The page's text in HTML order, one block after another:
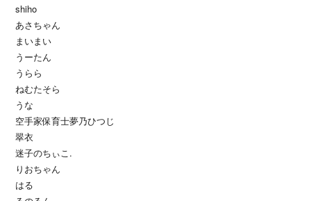
shiho
あさちゃん
まいまい
うーたん
うらら
ねむたそら
うな
空手家保育士夢乃ひつじ
翠衣
迷子のちぃこ.
りおちゃん
はる